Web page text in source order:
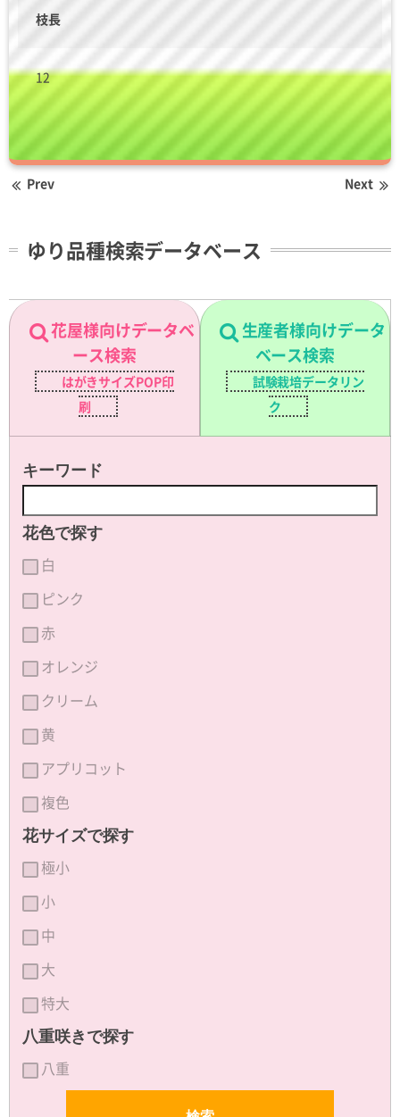
枝長
12
Prev Next
ゆり品種検索データベース
花屋様向けデータベ
ース検索
はがきサイズPOP印
刷
生産者様向けデータ
ベース検索
試験栽培データリン
ク
キーワード
花色で探す
白
ピンク
赤
オレンジ
クリーム
黄
アプリコット
複色
花サイズで探す
極小
小
中
大
特大
八重咲きで探す
八重